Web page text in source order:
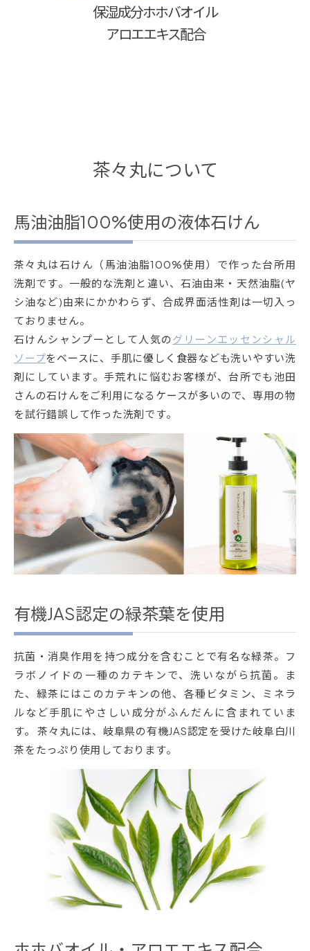
保湿成分ホホバオイル
アロエエキス配合
茶々丸について
馬油油脂100%使用の液体石けん
茶々丸は石けん（馬油油脂100%使用）で作った台所用
洗剤です。一般的な洗剤と違い、石油由来・天然油脂(ヤ
シ油など)由来にかかわらず、合成界面活性剤は一切入っ
ておりません。
石けんシャンプーとして人気の グリーンエッセンシャル
ソープをベースに、手肌に優しく食器なども洗いやすい洗
剤にしています。手荒れに悩むお客様が、台所でも池田
さんの石けんをご利用になるケースが多いので、専用の物
を試行錯誤して作った洗剤です。
有機JAS認定の緑茶葉を使用
抗菌・消臭作用を持つ成分を含むことで有名な緑茶。フ
ラボノイドの一種のカテキンで、洗いながら抗菌。ま
た、緑茶にはこのカテキンの他、各種ビタミン、ミネラ
ルなど手肌にやさしい成分がふんだんに含まれていま
す。 茶々丸には、岐阜県の有機JAS認定を受けた岐阜白川
茶をたっぷり使用しております。